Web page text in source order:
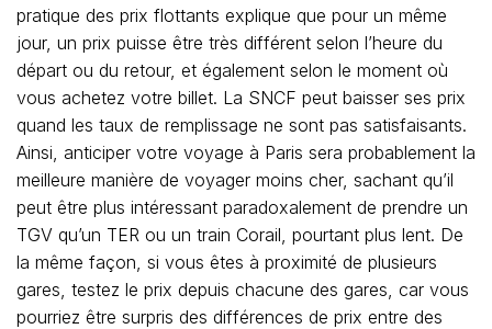
pratique des prix flottants explique que pour un même
jour, un prix puisse être très différent selon l’heure du
départ ou du retour, et également selon le moment où
vous achetez votre billet. La SNCF peut baisser ses prix
quand les taux de remplissage ne sont pas satisfaisants.
Ainsi, anticiper votre voyage à Paris sera probablement la
meilleure manière de voyager moins cher, sachant qu’il
peut être plus intéressant paradoxalement de prendre un
TGV qu’un TER ou un train Corail, pourtant plus lent. De
la même façon, si vous êtes à proximité de plusieurs
gares, testez le prix depuis chacune des gares, car vous
pourriez être surpris des différences de prix entre des